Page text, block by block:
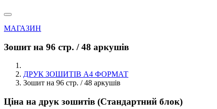
МАГАЗИН
Зошит на 96 стр. / 48 аркушів
ДРУК ЗОШИТІВ А4 ФОРМАТ
Зошит на 96 стр. / 48 аркушів
Ціна на друк зошитів (Стандартний блок)